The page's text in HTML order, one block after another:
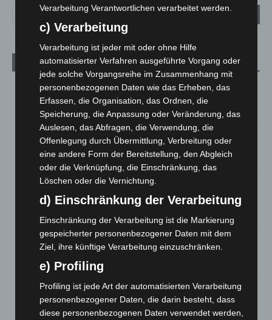
Aktuelle Beiträge
Niedersachsen: Feuerwehrkräfte kehren nach
Waldbrandeinsatz aus Spanien zurück
7. August 2026
Hannover: Erste Tigermücken-Population in Niedersachsen
7. August 2026
Brand im „Haus der Begegnung“ in Neuwarmbüchen schnell
eingedämmt
Region Hannover: 21 neue Notfallsanitäter starten beim
Roten Kreuz
5. August 2026
Mann läuft mit Hockeyschläger über A7 – Polizei sucht
Zeugen
5. August 2026
Verarbeitung Verantwortlichen verarbeitet werden.
c) Verarbeitung
Verarbeitung ist jeder mit oder ohne Hilfe
automatisierter Verfahren ausgeführte Vorgang oder
jede solche Vorgangsreihe im Zusammenhang mit
personenbezogenen Daten wie das Erheben, das
Erfassen, die Organisation, das Ordnen, die
Speicherung, die Anpassung oder Veränderung, das
Auslesen, das Abfragen, die Verwendung, die
Offenlegung durch Übermittlung, Verbreitung oder
eine andere Form der Bereitstellung, den Abgleich
oder die Verknüpfung, die Einschränkung, das
Löschen oder die Vernichtung.
d) Einschränkung der Verarbeitung
Einschränkung der Verarbeitung ist die Markierung
gespeicherter personenbezogener Daten mit dem
Ziel, ihre künftige Verarbeitung einzuschränken.
e) Profiling
Profiling ist jede Art der automatisierten Verarbeitung
personenbezogener Daten, die darin besteht, dass
diese personenbezogenen Daten verwendet werden,